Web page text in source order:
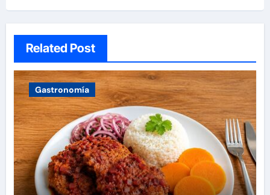
Related Post
Gastronomía